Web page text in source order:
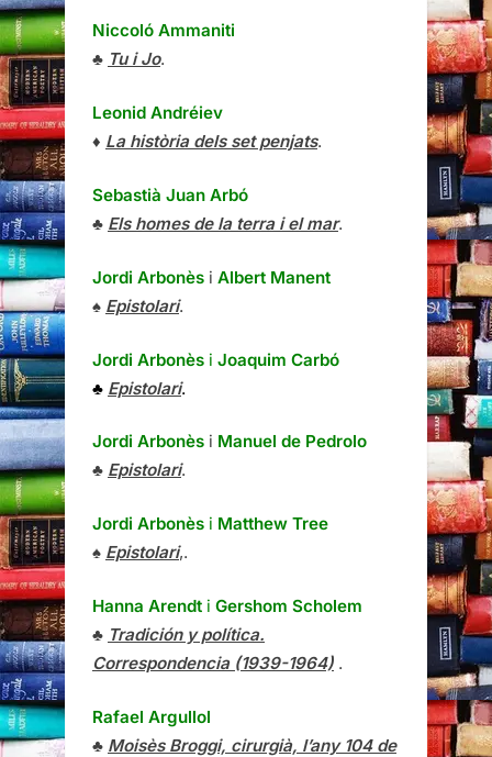
Niccoló Ammaniti
♣ Tu i Jo.
Leonid Andréiev
♦ La història dels set penjats.
Sebastià Juan Arbó
♣ Els homes de la terra i el mar.
Jordi Arbonès i Albert Manent
♠ Epistolari.
Jordi Arbonès i Joaquim Carbó
♣ Epistolari.
Jordi Arbonès i Manuel de Pedrolo
♣ Epistolari.
Jordi Arbonès i Matthew Tree
♠ Epistolari,.
Hanna Arendt i Gershom Scholem
♣ Tradición y política.
Correspondencia (1939-1964) .
Rafael Argullol
♣ Moisès Broggi, cirurgià, l’any 104 de